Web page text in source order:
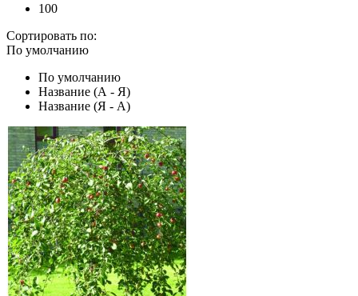
100
Сортировать по:
По умолчанию
По умолчанию
Название (А - Я)
Название (Я - А)